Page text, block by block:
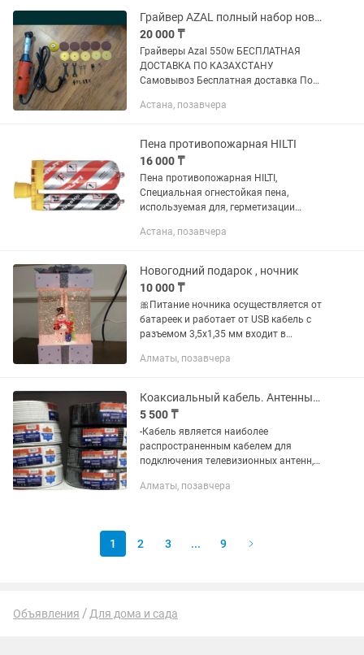
Грайвер AZAL полный набор новый
20 000 ₸
Грайверы Azal 550w БЕСПЛАТНАЯ
ДОСТАВКА ПО КАЗАХСТАНУ
Самовывоз Бесплатная доставка По
какие то подробности пишите
потребляемая...
Астана, позавчера
Пена противопожарная HILTI
16 000 ₸
Пена противопожарная HILTI,
Специальная огнестойкая пена,
используемая для, герметизации
перекрытиях, предотвращения
через...
Астана, позавчера
Новогодний подарок , ночник
10 000 ₸
🎀Питание ночника осуществляется от
батареек и работает от USB кабель с
разъемом 3,5х1,35 мм входит в
музыки 🎀Размер ширина 13,5 см
Алматы, позавчера
Коаксиальный кабель. Антенный кабель. Телевизионный кабель. Кабель
5 500 ₸
-Кабель является наиболее
распространенным кабелем для
подключения телевизионных антенн,
телевидения. -Телевизионный
Алматы, позавчера
1 2 3 ... 9
Объявления Для дома и сада